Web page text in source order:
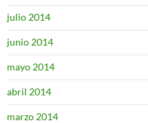
julio 2014
junio 2014
mayo 2014
abril 2014
marzo 2014